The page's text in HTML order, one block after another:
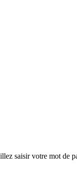
saisir votre mot de